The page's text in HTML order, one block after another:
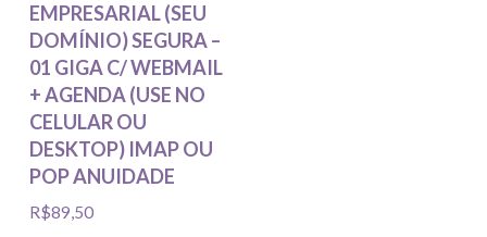
EMPRESARIAL (SEU
DOMÍNIO) SEGURA –
01 GIGA C/ WEBMAIL
+ AGENDA (USE NO
CELULAR OU
DESKTOP) IMAP OU
POP ANUIDADE
R$89,50